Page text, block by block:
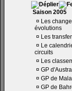
Saison 2005
¤ Les
évolutions
¤ Les
¤ Le
circuits
¤ Les
¤ GP
¤ GP de
¤ GP de